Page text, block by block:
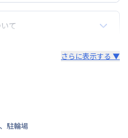
引はありますか？
ーターのお客様にはリピー
毎月の賃料から3,000円割
て
は7日前までにご連絡いた
延長が可能でざいます。
は、そこで契約終了とさ
さらに表示する ▼
、 駐輪場